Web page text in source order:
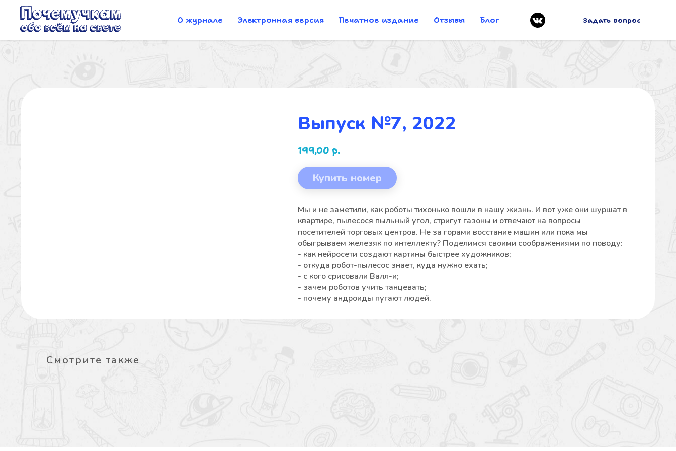
О журнале Электронная версия Печатное издание Отзывы Блог Задать вопрос
Выпуск №7, 2022
199,00 р.
Купить номер
Мы и не заметили, как роботы тихонько вошли в нашу жизнь. И вот уже они шуршат в
квартире, пылесося пыльный угол, стригут газоны и отвечают на вопросы
посетителей торговых центров. Не за горами восстание машин или пока мы
обыгрываем железяк по интеллекту? Поделимся своими соображениями по поводу:
- как нейросети создают картины быстрее художников;
- откуда робот-пылесос знает, куда нужно ехать;
- с кого срисовали Валл-и;
- зачем роботов учить танцевать;
- почему андроиды пугают людей.
Смотрите также